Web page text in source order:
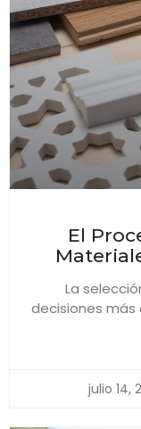
El
La
decisiones más
julio 14,